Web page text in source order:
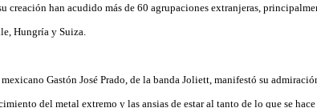
creación han acudido más de 60 agrupaciones extranjeras,
Hungría y Suiza.
Gastón José Prado, de la banda Joliett, manifestó su
del metal extremo y las ansias de estar al tanto de lo que se hace